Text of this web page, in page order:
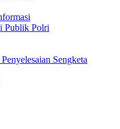
Publik Polri
Sengketa